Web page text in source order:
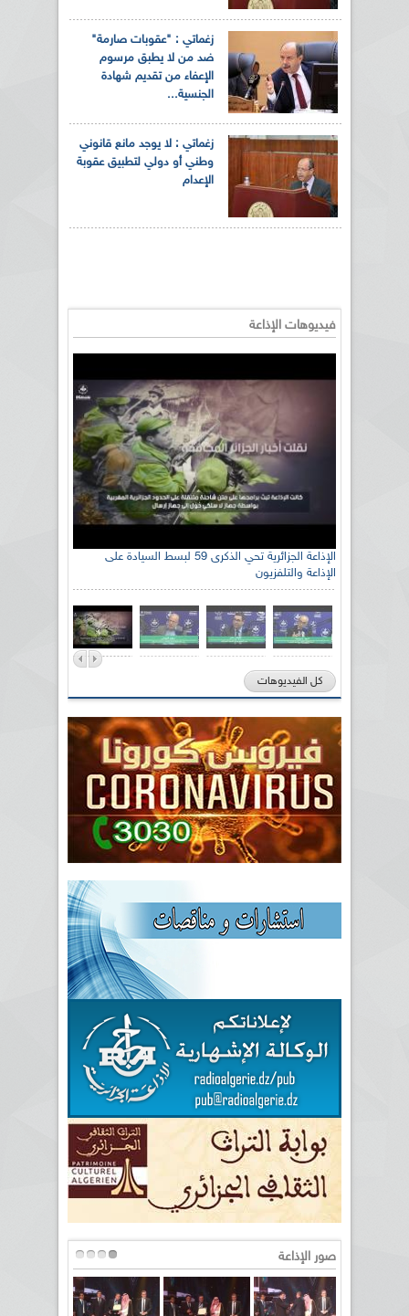
زغماتي : "عقوبات صارمة"
ضد من لا يطبق مرسوم
الإعفاء من تقديم شهادة
الجنسية...
زغماتي : لا يوجد مانع قانوني
وطني أو دولي لتطبيق عقوبة
الإعدام
فيديوهات الإذاعة
الإذاعة الجزائرية تحي الذكرى 59 لبسط السيادة على
الإذاعة والتلفزيون
رئيس اللجنة الوطنية الجزائرية للتضامن مع الشعب
الصحراوي السيد سعيد العياشي
كل الفيديوهات
صور الإذاعة